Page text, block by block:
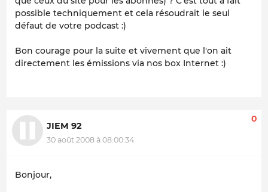
possible techniquement et cela résoudrait le seul
défaut de votre podcast :)
Bon courage pour la suite et vivement que l'on ait
directement les émissions via nos box Internet :)
JIEM 92
30 août 2008 à 08:00:34
0
Bonjour,